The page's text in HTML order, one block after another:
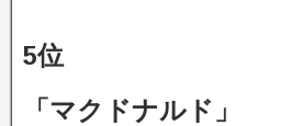
5位
「マクドナルド」